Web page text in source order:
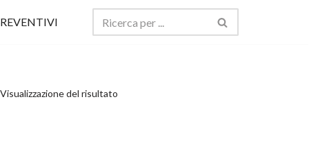
Visualizzazione del risultato